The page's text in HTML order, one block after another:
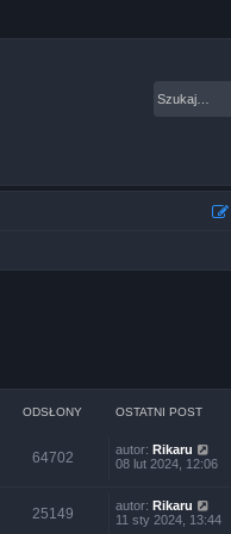
ODSŁONY OSTATNI POST
64702 autor: Rikaru
08 lut 2024, 12:06
25149 autor: Rikaru
11 sty 2024, 13:44